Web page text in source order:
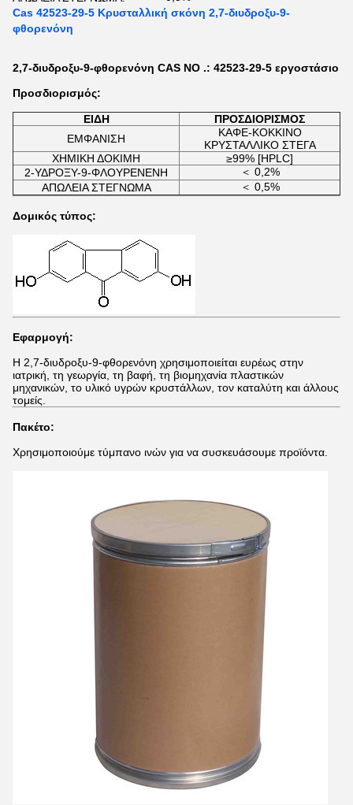
Cas 42523-29-5 Κρυσταλλική σκόνη 2,7-διυδροξυ-9-
φθορενόνη
2,7-διυδροξυ-9-φθορενόνη CAS NO .: 42523-29-5 εργοστάσιο
Προσδιορισμός:
ΕΙΔΗ
ΠΡΟΣΔΙΟΡΙΣΜΟΣ
ΕΜΦΑΝΙΣΗ
ΚΑΦΕ-ΚΟΚΚΙΝΟ
ΚΡΥΣΤΑΛΛΙΚΟ ΣΤΕΓΑ
ΧΗΜΙΚΗ ΔΟΚΙΜΗ
≥99% [HPLC]
2-ΥΔΡΟΞΥ-9-ΦΛΟΥΡΕΝΕΝΗ
＜ 0,2%
ΑΠΩΛΕΙΑ ΣΤΕΓΝΩΜΑ
＜ 0,5%
Δομικός τύπος:
Εφαρμογή:
Η 2,7-διυδροξυ-9-φθορενόνη χρησιμοποιείται ευρέως στην
ιατρική, τη γεωργία, τη βαφή, τη βιομηχανία πλαστικών
μηχανικών, το υλικό υγρών κρυστάλλων, τον καταλύτη και άλλους
τομείς.
Πακέτο:
Χρησιμοποιούμε τύμπανο ινών για να συσκευάσουμε προϊόντα.